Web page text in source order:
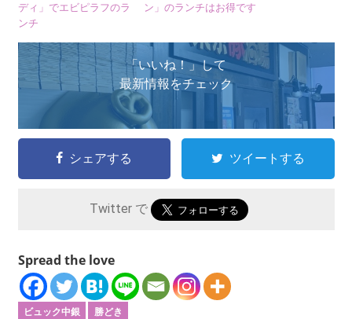
ディ」でエビピラフのラ
ンチ
ン」のランチはお得です
「いいね！」して
最新情報をチェック
シェアする ツイートする
Twitter で
Spread the love
ビュック中銀 勝どき